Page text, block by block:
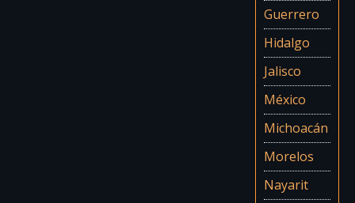
Guerrero
Hidalgo
Jalisco
México
Michoacán
Morelos
Nayarit